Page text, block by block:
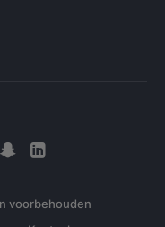
voorbehouden